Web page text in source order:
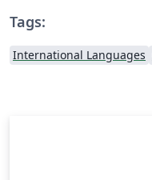
Tags:
International Languages